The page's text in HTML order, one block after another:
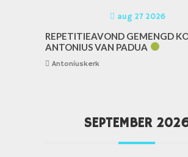
aug 27 2026
REPETITIEAVOND GEMENGD
ANTONIUS VAN PADUA
Antoniuskerk
SEPTEMBER